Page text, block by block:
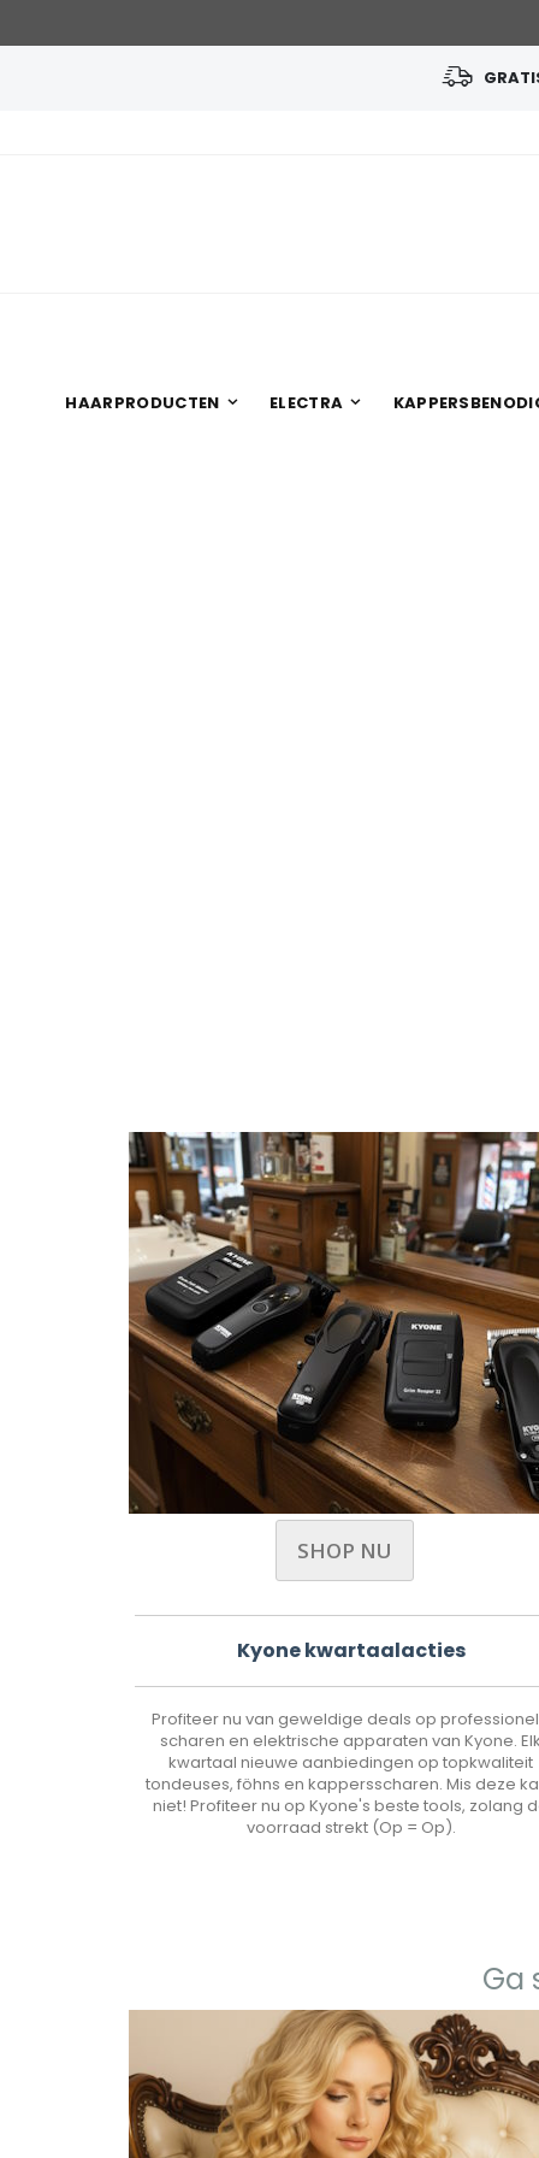
HAARPRODUCTEN ELECTRA
SHOP NU
Kyone kwartaalacties
Profiteer nu van geweldige deals op
scharen en elektrische apparaten van Kyone.
kwartaal nieuwe aanbiedingen op topkwaliteit
tondeuses, föhns en kappersscharen. Mis deze
niet! Profiteer nu op Kyone's beste tools, zolang
voorraad strekt (Op = Op).
Ga